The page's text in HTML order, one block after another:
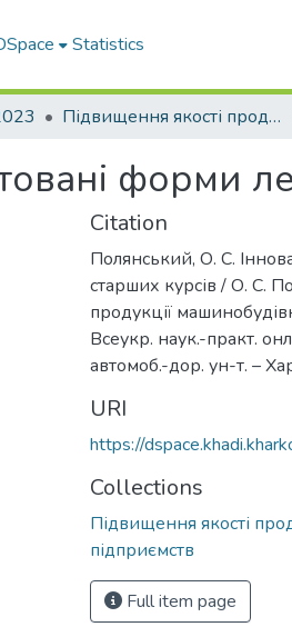
Statistics
Підвищення якості продукції машинобудівних та ремонтних підприємств
форми
Citation
Полянський, О. С.
старших курсів / О. С.
продукції
Всеукр. наук.-практ.
автомоб.-дор. ун-т. –
URI
https://
Collections
Підвищення якості
підприємств
Full item page